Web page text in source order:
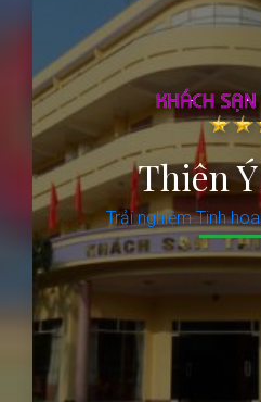
Thiên
Trải nghiệm Tinh